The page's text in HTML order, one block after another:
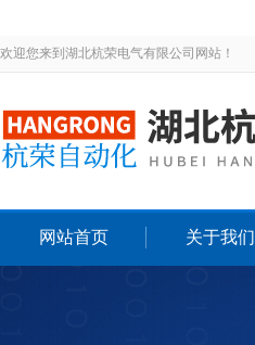
欢迎您来到湖北杭荣电气有限公司网站！
网站首页 关于我们